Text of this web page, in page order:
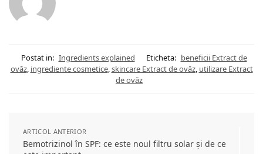
Postat in: Ingredients explained Eticheta: beneficii Extract de
ovăz, ingrediente cosmetice,skincare Extract de ovăz, utilizare Extract
de ovăz
ARTICOL ANTERIOR
Bemotrizinol în SPF: ce este noul filtru solar și de ce